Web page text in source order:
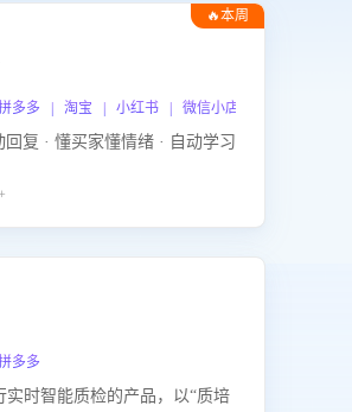
🔥本周
多多 | 淘宝 | 小红书 | 微信小店 | 快手 | 唯品
复 · 懂买家懂情绪 · 自动学习
多多
时智能质检的产品，以“质培